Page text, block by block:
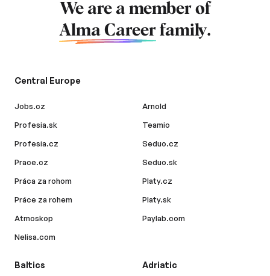
We are a member of
Alma Career family.
Central Europe
Jobs.cz
Profesia.sk
Profesia.cz
Prace.cz
Práca za rohom
Práce za rohem
Atmoskop
Nelisa.com
Arnold
Teamio
Seduo.cz
Seduo.sk
Platy.cz
Platy.sk
Paylab.com
Baltics Adriatic